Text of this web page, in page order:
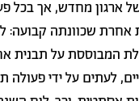
ארגון מחדש, אך בכל
אחרת שכוונתה קבועה:
המבוססת על תבנית
לעתים על ידי פעולה